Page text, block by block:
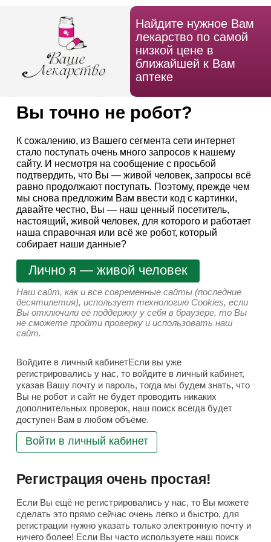
Найдите нужное Вам
лекарство по самой
низкой цене в
ближайшей к Вам
аптеке
Вы точно не робот?
К сожалению, из Вашего сегмента сети интернет
стало поступать очень много запросов к нашему
сайту. И несмотря на сообщение с просьбой
подтвердить, что Вы — живой человек, запросы всё
равно продолжают поступать. Поэтому, прежде чем
мы снова предложим Вам ввести код с картинки,
давайте честно, Вы — наш ценный посетитель,
настоящий, живой человек, для которого и работает
наша справочная или всё же робот, который
собирает наши данные?
Лично я — живой человек
Наш сайт, как и все современные сайты (последние
десятилетия), использует технологию Cookies, если
Вы отключили её поддержку у себя в браузере, то Вы
не сможете пройти проверку и использовать наш
сайт.
Войдите в личный кабинетЕсли вы уже
регистрировались у нас, то войдите в личный кабинет,
указав Вашу почту и пароль, тогда мы будем знать, что
Вы не робот и сайт не будет проводить никаких
дополнительных проверок, наш поиск всегда будет
доступен Вам в любом объёме.
Войти в личный кабинет
Регистрация очень простая!
Если Вы ещё не регистрировались у нас, то Вы можете
сделать это прямо сейчас очень легко и быстро, для
регистрации нужно указать только электронную почту и
ничего более! Если Вы часто используете наш поиск